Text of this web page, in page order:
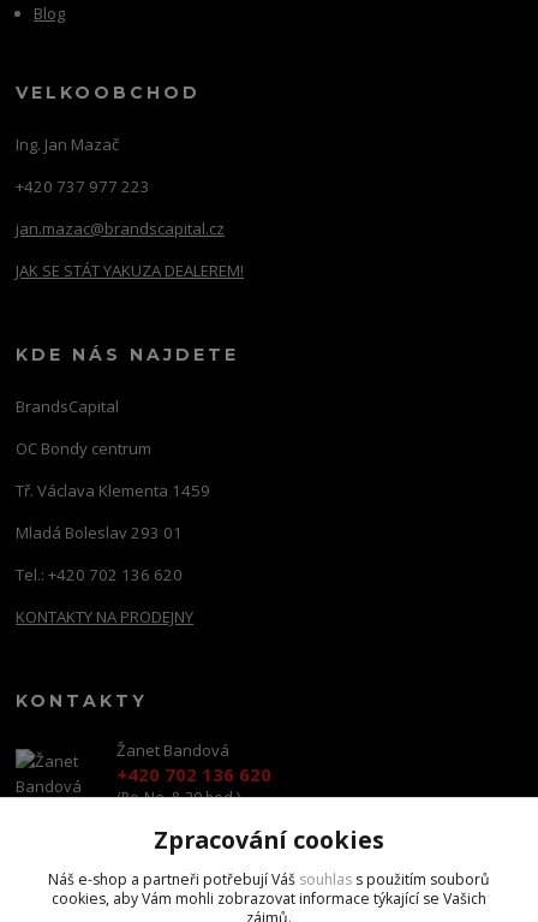
Blog
VELKOOBCHOD
Ing. Jan Mazač
+420 737 977 223
jan.mazac@brandscapital.cz
JAK SE STÁT YAKUZA DEALEREM!
KDE NÁS NAJDETE
BrandsCapital
OC Bondy centrum
Tř. Václava Klementa 1459
Mladá Boleslav 293 01
Tel.: +420 702 136 620
KONTAKTY NA PRODEJNY
KONTAKTY
Žanet Bandová
+420 702 136 620
(Po-Ne, 8-20 hod.)
shop@brandscapital.cz
Zpracování cookies
Náš e-shop a partneři potřebují Váš souhlas s použitím souborů
cookies, aby Vám mohli zobrazovat informace týkající se Vašich
zájmů.